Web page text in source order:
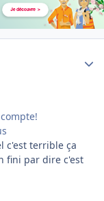
c'est terrible ça
fini par dire c'est